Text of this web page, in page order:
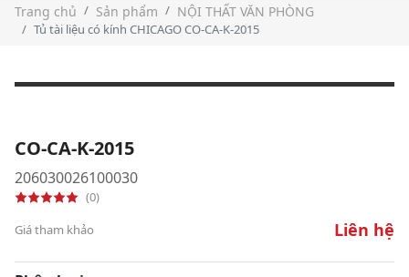
Trang chủ Sản phẩm NỘI THẤT VĂN PHÒNG
Tủ tài liệu có kính CHICAGO CO-CA-K-2015
CO-CA-K-2015
206030026100030
(0)
Giá tham khảo
Liên hệ